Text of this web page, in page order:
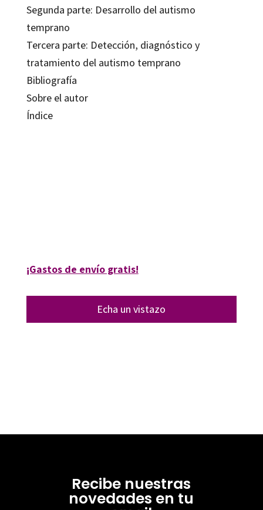
Segunda parte: Desarrollo del autismo
temprano
Tercera parte: Detección, diagnóstico y
tratamiento del autismo temprano
Bibliografía
Sobre el autor
Índice
¡Gastos de envío gratis!
Echa un vistazo
Recibe nuestras
novedades en tu